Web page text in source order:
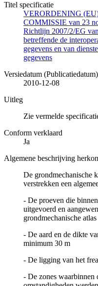
Titel specificatie
VERORDENING
COMMISSIE van 23
Richtlijn 2007/2/EG
betreffende de
gegevens en van
gegevens
Versiedatum (Publicatiedatum)
2010-12-08
Uitleg
Zie vermelde
Conform verklaard
Ja
Algemene beschrijving
De grondmechanische
verstrekken een
- De proeven die
uitgevoerd en
grondmechanische atlas
- De aard en de dikte
minimum 30 m
- De ligging van het
- De zones waarbinnen